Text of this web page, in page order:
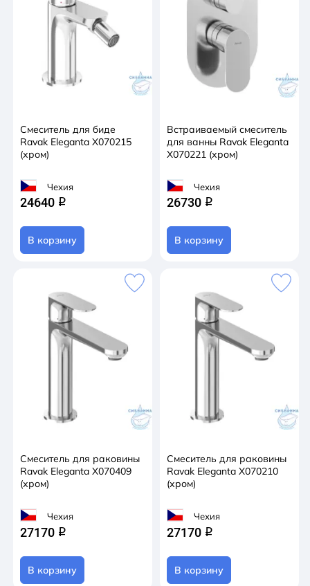
Смеситель для биде
Ravak Eleganta X070215
(хром)
Чехия
24640 q
В корзину
Встраиваемый смеситель
для ванны Ravak Eleganta
X070221 (хром)
Чехия
26730 q
В корзину
Смеситель для раковины
Ravak Eleganta X070409
(хром)
Чехия
27170 q
В корзину
Смеситель для раковины
Ravak Eleganta X070210
(хром)
Чехия
27170 q
В корзину